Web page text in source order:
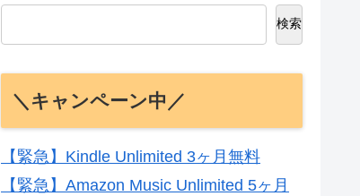
検索
＼キャンペーン中／
【緊急】Kindle Unlimited 3ヶ月無料
【緊急】Amazon Music Unlimited 5ヶ月